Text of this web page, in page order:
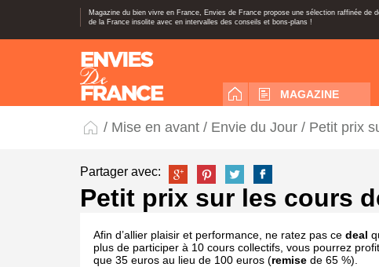
Magazine du bien vivre en France, Envies de France propose une sélection raffinée de
de la France insolite avec en intervalles des conseils et bons-plans !
MAGAZINE
/ Mise en avant / Envie du Jour / Petit prix
Partager avec:
Petit prix sur les cours
Afin d’allier plaisir et performance, ne ratez pas ce deal
plus de participer à 10 cours collectifs, vous pourrez
que 35 euros au lieu de 100 euros (remise de 65 %).